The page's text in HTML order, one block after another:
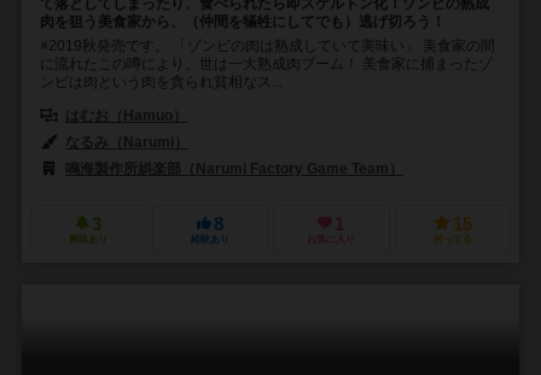
て落としてしまったり、食べられたら即スケルトン化！ゾンビの熟成
肉を狙う美食家から、（仲間を犠牲にしてでも）逃げ切ろう！
※2019秋発売です。 「ゾンビの肉は熟成していて美味い」 美食家の間
に流れたこの噂により、世は一大熟成肉ブーム！ 美食家に捕まったゾ
ンビは肉という肉を貪られ貧相なス...
はむお（Hamuo）
なるみ（Narumi）
鳴海製作所娯楽部（Narumi Factory Game Team）
3
興味あり
8
経験あり
1
お気に入り
15
持ってる